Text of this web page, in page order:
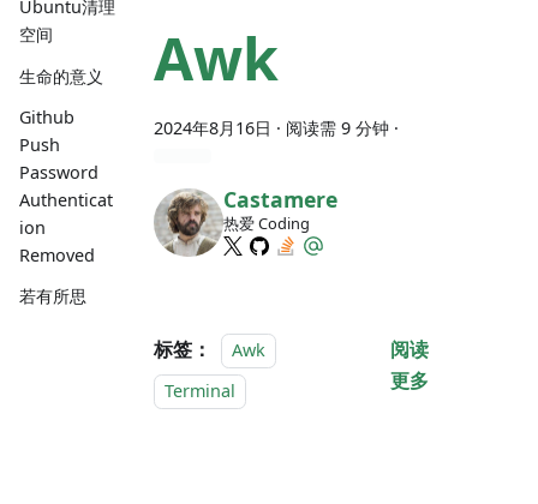
Ubuntu清理
空间
生命的意义
Github
Push
Password
Authenticat
ion
Removed
若有所思
Awk
2024年8月16日 · 阅读需 9 分钟 ·
Castamere
热爱 Coding
标签：
Awk
Terminal
阅读
更多